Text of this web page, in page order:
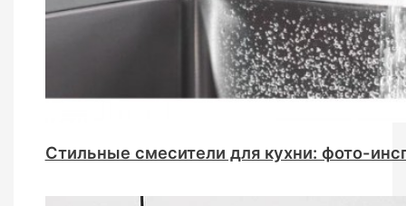
Стильные смесители для кухни: фото-